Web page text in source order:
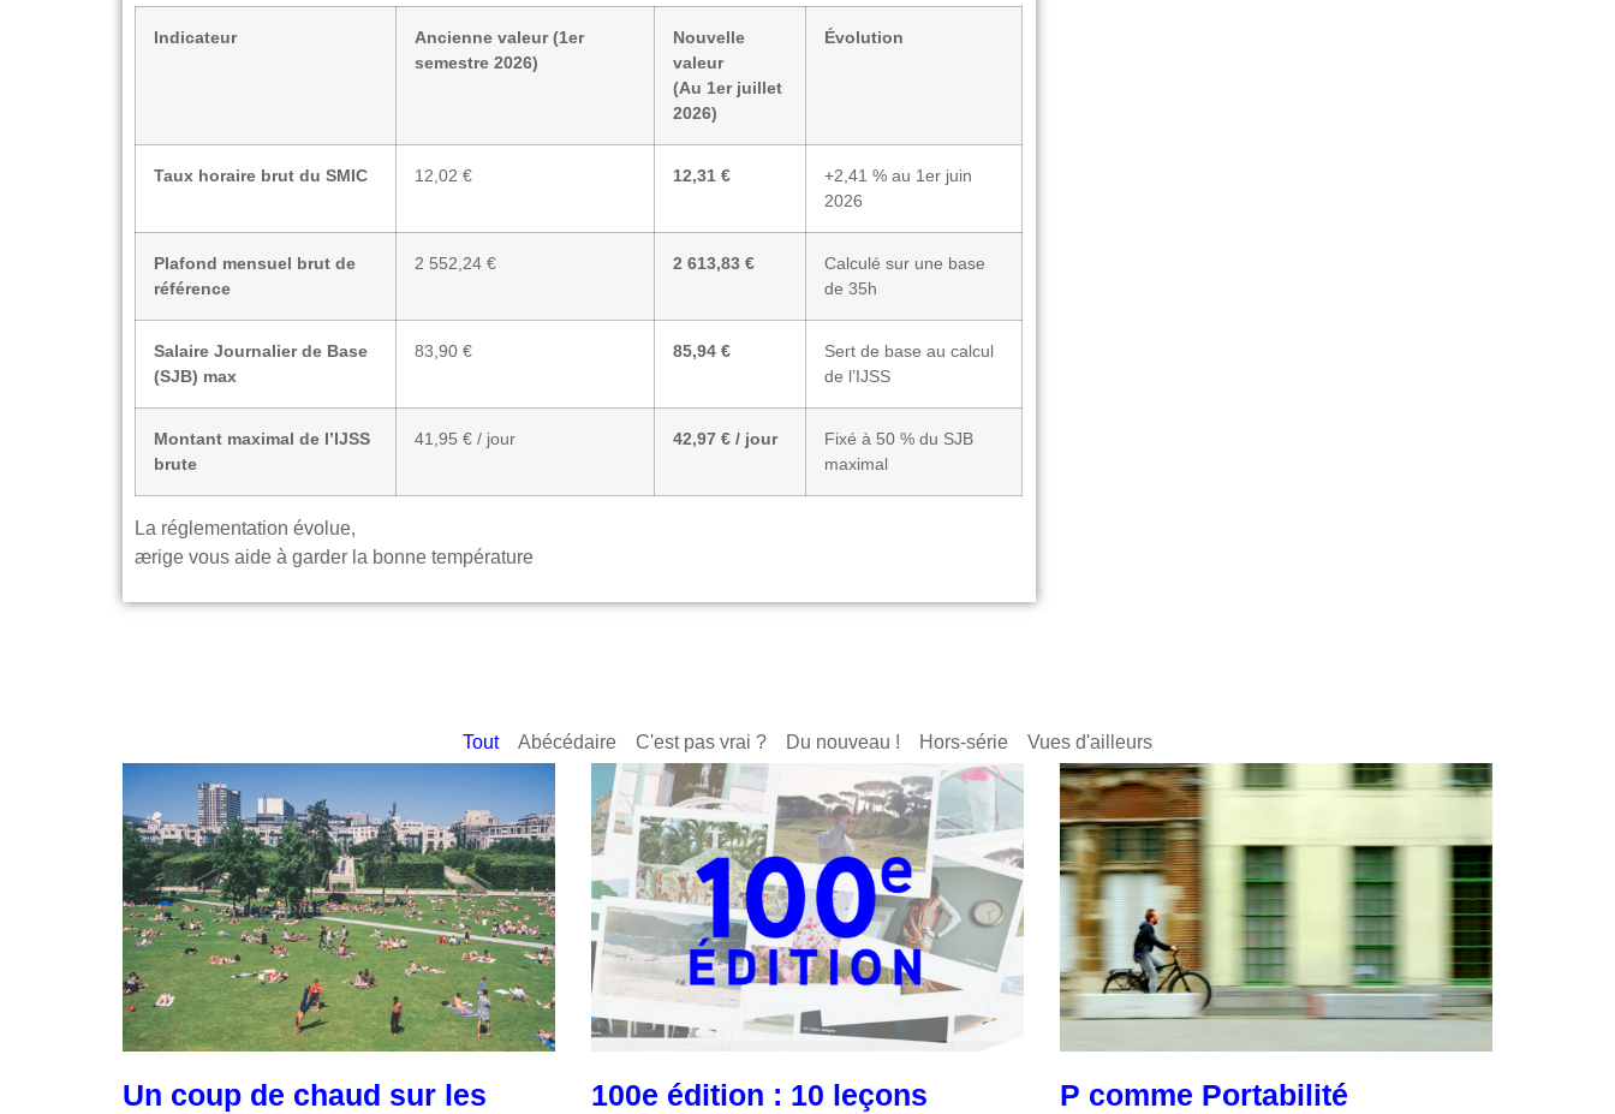
Indicateur
Ancienne valeur (1er
semestre 2026)
Nouvelle
valeur
(Au 1er juillet
2026)
Évolution
Taux horaire brut du SMIC 12,02 € 12,31 €
+2,41 % au 1er juin
2026
Plafond mensuel brut de
référence
2 552,24 € 2 613,83 €
Calculé sur une base
de 35h
Salaire Journalier de Base
(SJB) max
83,90 € 85,94 €
Sert de base au calcul
de l’IJSS
Montant maximal de l’IJSS
brute
41,95 € / jour 42,97 € / jour
Fixé à 50 % du SJB
maximal
La réglementation évolue,
ærige vous aide à garder la bonne température
Abécédaire C'est pas vrai ? Du nouveau ! Hors-série Vues d'ailleurs
Tout
Un coup de chaud sur les
100e édition : 10 leçons
P comme Portabilité